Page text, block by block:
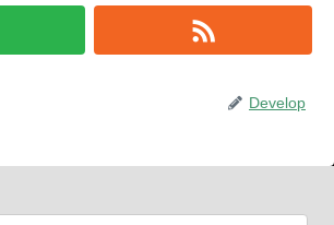
Develop